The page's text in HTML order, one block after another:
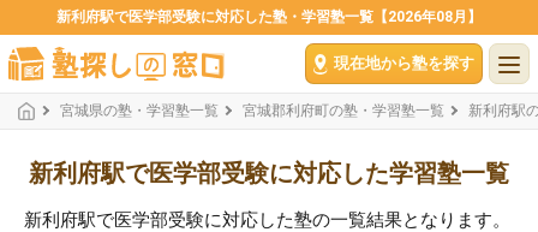
新利府駅で医学部受験に対応した塾・学習塾一覧【2026年08月】
現在地から塾を探す
宮城県の塾・学習塾一覧 宮城郡利府町の塾・学習塾一覧 新利府駅
新利府駅で医学部受験に対応した学習塾一覧
新利府駅で医学部受験に対応した塾の一覧結果となります。